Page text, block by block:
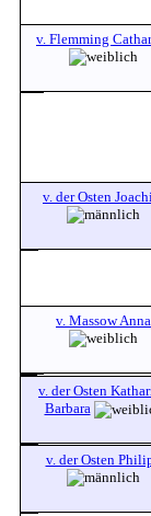
v. Flemming
v. der Osten
v. Massow Anna
v. der Osten
Barbara
v. der Osten